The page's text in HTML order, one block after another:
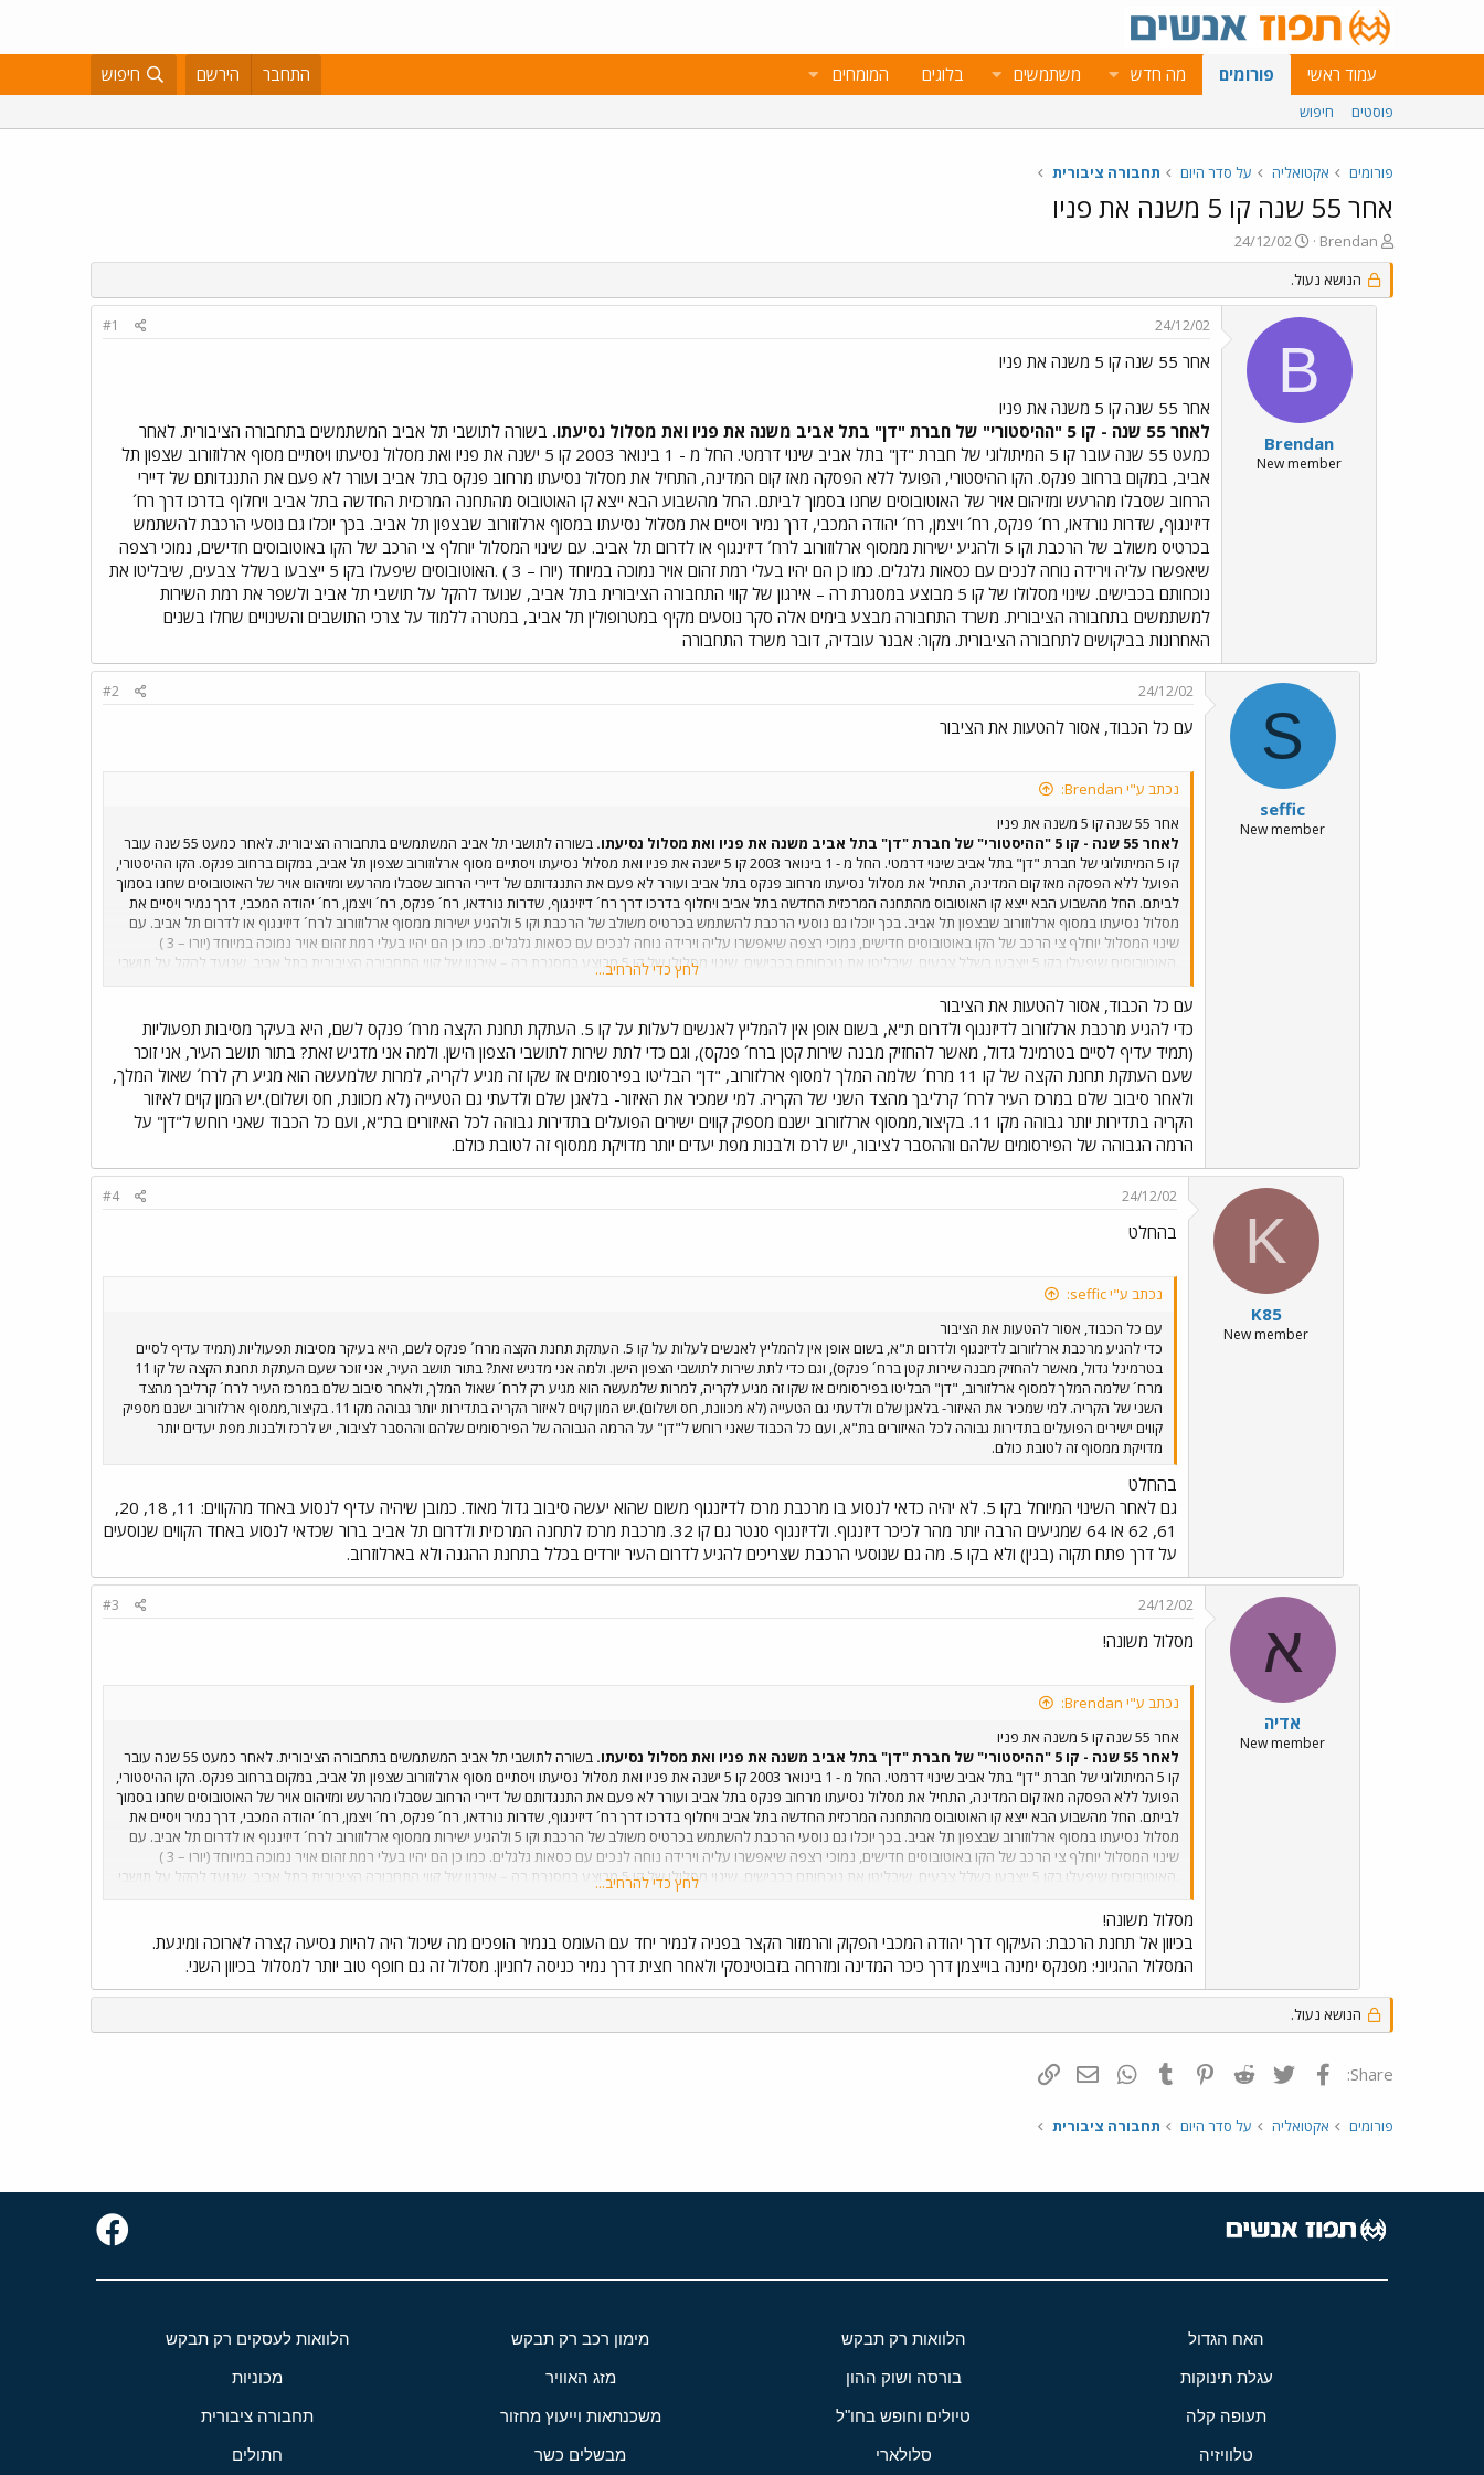
עמוד ראשי פורומים מה חדש משתמשים בלוגים המומחים התחבר הירשם חיפוש
פוסטים חיפוש
פורומים אקטואליה על סדר היום תחבורה ציבורית
אחר 55 שנה קו 5 משנה את פניו
פ
ו
ת
ח
Brendan
פ
ו
ר
ס
ם
ת
א
ר
י
ך
24/12/02
הנושא נעול.
B
Brendan
New member
24/12/02
#1
אחר 55 שנה קו 5 משנה את פניו
אחר 55 שנה קו 5 משנה את פניו
לאחר 55 שנה - קו 5 "ההיסטורי" של חברת "דן" בתל אביב משנה את פניו ואת מסלול נסיעתו.
בשורה לתושבי תל אביב המשתמשים בתחבורה הציבורית. לאחר
כמעט 55 שנה עובר קו 5 המיתולוגי של חברת "דן" בתל אביב שינוי דרמטי. החל מ - 1 בינואר 2003 קו 5 ישנה את פניו ואת מסלול נסיעתו ויסתיים מסוף ארלוזורוב שצפון תל
אביב, במקום ברחוב פנקס. הקו ההיסטורי, הפועל ללא הפסקה מאז קום המדינה, התחיל את מסלול נסיעתו מרחוב פנקס בתל אביב ועורר לא פעם את התנגדותם של דיירי
הרחוב שסבלו מהרעש ומזיהום אויר של האוטובוסים שחנו בסמוך לביתם. החל מהשבוע הבא ייצא קו האוטובוס מהתחנה המרכזית החדשה בתל אביב ויחלוף בדרכו דרך רח´
דיזינגוף, שדרות נורדאו, רח´ פנקס, רח´ ויצמן, רח´ יהודה המכבי, דרך נמיר ויסיים את מסלול נסיעתו במסוף ארלוזורוב שבצפון תל אביב. בכך יוכלו גם נוסעי הרכבת להשתמש
בכרטיס משולב של הרכבת וקו 5 ולהגיע ישירות ממסוף ארלוזורוב לרח´ דיזינגוף או לדרום תל אביב. עם שינוי המסלול יוחלף צי הרכב של הקו באוטובוסים חדישים, נמוכי רצפה
שיאפשרו עליה וירידה נוחה לנכים עם כסאות גלגלים. כמו כן הם יהיו בעלי רמת זהום אויר נמוכה במיוחד (יורו – 3 ) .האוטובוסים שיפעלו בקו 5 ייצבעו בשלל צבעים, שיבליטו את
נוכחותם בכבישים. שינוי מסלולו של קו 5 מבוצע במסגרת רה – אירגון של קווי התחבורה הציבורית בתל אביב, שנועד להקל על תושבי תל אביב ולשפר את רמת השירות
למשתמשים בתחבורה הציבורית. משרד התחבורה מבצע בימים אלה סקר נוסעים מקיף במטרופולין תל אביב, במטרה ללמוד על צרכי התושבים והשינויים שחלו בשנים
האחרונות בביקושים לתחבורה הציבורית. מקור: אבנר עובדיה, דובר משרד התחבורה
S
seffic
New member
24/12/02
#2
עם כל הכבוד, אסור להטעות את הציבור
נכתב ע"י Brendan:
אחר 55 שנה קו 5 משנה את פניו
לאחר 55 שנה - קו 5 "ההיסטורי" של חברת "דן" בתל אביב משנה את פניו ואת מסלול נסיעתו.
בשורה לתושבי תל אביב המשתמשים בתחבורה הציבורית. לאחר כמעט 55 שנה עובר
קו 5 המיתולוגי של חברת "דן" בתל אביב שינוי דרמטי. החל מ - 1 בינואר 2003 קו 5 ישנה את פניו ואת מסלול נסיעתו ויסתיים מסוף ארלוזורוב שצפון תל אביב, במקום ברחוב פנקס. הקו ההיסטורי,
הפועל ללא הפסקה מאז קום המדינה, התחיל את מסלול נסיעתו מרחוב פנקס בתל אביב ועורר לא פעם את התנגדותם של דיירי הרחוב שסבלו מהרעש ומזיהום אויר של האוטובוסים שחנו בסמוך
לביתם. החל מהשבוע הבא ייצא קו האוטובוס מהתחנה המרכזית החדשה בתל אביב ויחלוף בדרכו דרך רח´ דיזינגוף, שדרות נורדאו, רח´ פנקס, רח´ ויצמן, רח´ יהודה המכבי, דרך נמיר ויסיים את
מסלול נסיעתו במסוף ארלוזורוב שבצפון תל אביב. בכך יוכלו גם נוסעי הרכבת להשתמש בכרטיס משולב של הרכבת וקו 5 ולהגיע ישירות ממסוף ארלוזורוב לרח´ דיזינגוף או לדרום תל אביב. עם
שינוי המסלול יוחלף צי הרכב של הקו באוטובוסים חדישים, נמוכי רצפה שיאפשרו עליה וירידה נוחה לנכים עם כסאות גלגלים. כמו כן הם יהיו בעלי רמת זהום אויר נמוכה במיוחד (יורו – 3 )
.האוטובוסים שיפעלו בקו 5 ייצבעו בשלל צבעים, שיבליטו את נוכחותם בכבישים. שינוי מסלולו של קו 5 מבוצע במסגרת רה – אירגון של קווי התחבורה הציבורית בתל אביב, שנועד להקל על תושבי
תל אביב ולשפר את רמת השירות למשתמשים בתחבורה הציבורית. משרד התחבורה מבצע בימים אלה סקר נוסעים מקיף במטרופולין תל אביב, במטרה ללמוד על צרכי התושבים והשינויים שחלו
בשנים האחרונות בביקושים לתחבורה הציבורית. מקור: אבנר עובדיה, דובר משרד התחבורה
לחץ כדי להרחיב...
עם כל הכבוד, אסור להטעות את הציבור
כדי להגיע מרכבת ארלזורוב לדיזנגוף ולדרום ת"א, בשום אופן אין להמליץ לאנשים לעלות על קו 5. העתקת תחנת הקצה מרח´ פנקס לשם, היא בעיקר מסיבות תפעוליות
(תמיד עדיף לסיים בטרמינל גדול, מאשר להחזיק מבנה שירות קטן ברח´ פנקס), וגם כדי לתת שירות לתושבי הצפון הישן. ולמה אני מדגיש זאת? בתור תושב העיר, אני זוכר
שעם העתקת תחנת הקצה של קו 11 מרח´ שלמה המלך למסוף ארלזורוב, "דן" הבליטו בפירסומים אז שקו זה מגיע לקריה, למרות שלמעשה הוא מגיע רק לרח´ שאול המלך,
ולאחר סיבוב שלם במרכז העיר לרח´ קרליבך מהצד השני של הקריה. למי שמכיר את האיזור- בלאגן שלם ולדעתי גם הטעייה (לא מכוונת, חס ושלום).יש המון קוים לאיזור
הקריה בתדירות יותר גבוהה מקו 11. בקיצור,ממסוף ארלזורוב ישנם מספיק קווים ישירים הפועלים בתדירות גבוהה לכל האיזורים בת"א, ועם כל הכבוד שאני רוחש ל"דן" על
הרמה הגבוהה של הפירסומים שלהם וההסבר לציבור, יש לרכז ולבנות מפת יעדים יותר מדויקת ממסוף זה לטובת כולם.
K
K85
New member
24/12/02
#4
בהחלט
נכתב ע"י seffic:
עם כל הכבוד, אסור להטעות את הציבור
כדי להגיע מרכבת ארלזורוב לדיזנגוף ולדרום ת"א, בשום אופן אין להמליץ לאנשים לעלות על קו 5. העתקת תחנת הקצה מרח´ פנקס לשם, היא בעיקר מסיבות תפעוליות (תמיד עדיף לסיים
בטרמינל גדול, מאשר להחזיק מבנה שירות קטן ברח´ פנקס), וגם כדי לתת שירות לתושבי הצפון הישן. ולמה אני מדגיש זאת? בתור תושב העיר, אני זוכר שעם העתקת תחנת הקצה של קו 11
מרח´ שלמה המלך למסוף ארלזורוב, "דן" הבליטו בפירסומים אז שקו זה מגיע לקריה, למרות שלמעשה הוא מגיע רק לרח´ שאול המלך, ולאחר סיבוב שלם במרכז העיר לרח´ קרליבך מהצד
השני של הקריה. למי שמכיר את האיזור- בלאגן שלם ולדעתי גם הטעייה (לא מכוונת, חס ושלום).יש המון קוים לאיזור הקריה בתדירות יותר גבוהה מקו 11. בקיצור,ממסוף ארלזורוב ישנם מספיק
קווים ישירים הפועלים בתדירות גבוהה לכל האיזורים בת"א, ועם כל הכבוד שאני רוחש ל"דן" על הרמה הגבוהה של הפירסומים שלהם וההסבר לציבור, יש לרכז ולבנות מפת יעדים יותר
מדויקת ממסוף זה לטובת כולם.
בהחלט
גם לאחר השינוי המיוחל בקו 5. לא יהיה כדאי לנסוע בו מרכבת מרכז לדיזנגוף משום שהוא יעשה סיבוב גדול מאוד. כמובן שיהיה עדיף לנסוע באחד מהקווים: 11, 18, 20,
61, 62 או 64 שמגיעים הרבה יותר מהר לכיכר דיזנגוף. ולדיזנגוף סנטר גם קו 32. מרכבת מרכז לתחנה המרכזית ולדרום תל אביב ברור שכדאי לנסוע באחד הקווים שנוסעים
על דרך פתח תקוה (בגין) ולא בקו 5. מה גם שנוסעי הרכבת שצריכים להגיע לדרום העיר יורדים בכלל בתחנת ההגנה ולא בארלוזרוב.
א
אדיה
New member
24/12/02
#3
מסלול משונה!
נכתב ע"י Brendan:
אחר 55 שנה קו 5 משנה את פניו
לאחר 55 שנה - קו 5 "ההיסטורי" של חברת "דן" בתל אביב משנה את פניו ואת מסלול נסיעתו.
בשורה לתושבי תל אביב המשתמשים בתחבורה הציבורית. לאחר כמעט 55 שנה עובר
קו 5 המיתולוגי של חברת "דן" בתל אביב שינוי דרמטי. החל מ - 1 בינואר 2003 קו 5 ישנה את פניו ואת מסלול נסיעתו ויסתיים מסוף ארלוזורוב שצפון תל אביב, במקום ברחוב פנקס. הקו ההיסטורי,
הפועל ללא הפסקה מאז קום המדינה, התחיל את מסלול נסיעתו מרחוב פנקס בתל אביב ועורר לא פעם את התנגדותם של דיירי הרחוב שסבלו מהרעש ומזיהום אויר של האוטובוסים שחנו בסמוך
לביתם. החל מהשבוע הבא ייצא קו האוטובוס מהתחנה המרכזית החדשה בתל אביב ויחלוף בדרכו דרך רח´ דיזינגוף, שדרות נורדאו, רח´ פנקס, רח´ ויצמן, רח´ יהודה המכבי, דרך נמיר ויסיים את
מסלול נסיעתו במסוף ארלוזורוב שבצפון תל אביב. בכך יוכלו גם נוסעי הרכבת להשתמש בכרטיס משולב של הרכבת וקו 5 ולהגיע ישירות ממסוף ארלוזורוב לרח´ דיזינגוף או לדרום תל אביב. עם
שינוי המסלול יוחלף צי הרכב של הקו באוטובוסים חדישים, נמוכי רצפה שיאפשרו עליה וירידה נוחה לנכים עם כסאות גלגלים. כמו כן הם יהיו בעלי רמת זהום אויר נמוכה במיוחד (יורו – 3 )
.האוטובוסים שיפעלו בקו 5 ייצבעו בשלל צבעים, שיבליטו את נוכחותם בכבישים. שינוי מסלולו של קו 5 מבוצע במסגרת רה – אירגון של קווי התחבורה הציבורית בתל אביב, שנועד להקל על תושבי
תל אביב ולשפר את רמת השירות למשתמשים בתחבורה הציבורית. משרד התחבורה מבצע בימים אלה סקר נוסעים מקיף במטרופולין תל אביב, במטרה ללמוד על צרכי התושבים והשינויים שחלו
בשנים האחרונות בביקושים לתחבורה הציבורית. מקור: אבנר עובדיה, דובר משרד התחבורה
לחץ כדי להרחיב...
מסלול משונה!
בכיוון אל תחנת הרכבת: העיקוף דרך יהודה המכבי הפקוק והרמזור הקצר בפניה לנמיר יחד עם העומס בנמיר הופכים מה שיכול היה להיות נסיעה קצרה לארוכה ומיגעת.
המסלול ההגיוני: מפנקס ימינה בוייצמן דרך כיכר המדינה ומזרחה בזבוטינסקי ולאחר חצית דרך נמיר כניסה לחניון. מסלול זה גם חופף טוב יותר למסלול בכיוון השני.
הנושא נעול.
Share: פייסבוק Twitter
Reddit
Pinterest
Tumblr
WhatsAppדואר אלקטרוני
פורומים אקטואליה על סדר היום תחבורה ציבורית
האח הגדול הלוואות רק תבקש מימון רכב רק תבקש הלוואות לעסקים רק תבקש
עגלת תינוקות בורסה ושוק ההון מזג האוויר מכוניות
תעופה קלה טיולים וחופש בחו"ל משכנתאות וייעוץ מחזור תחבורה ציבורית
טלוויזיה סלולארי מבשלים כשר חתולים